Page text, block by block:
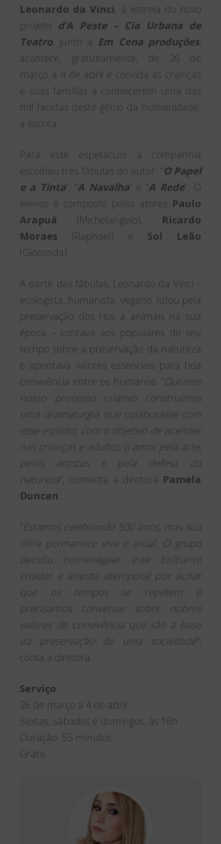
Leonardo da Vinci, a estreia do novo
projeto d’A Peste – Cia Urbana de
Teatro, junto a Em Cena produções,
acontece, gratuitamente, de 26 de
março a 4 de abril e convida as crianças
e suas famílias a conhecerem uma das
mil facetas deste gênio da humanidade:
a escrita.
Para este espetáculo a companhia
escolheu três fábulas do autor: “O Papel
e a Tinta“, “A Navalha” e “A Rede“. O
elenco é composto pelos atores Paulo
Arapuá (Michelangelo), Ricardo
Moraes (Raphael) e Sol Leão
(Gioconda).
A partir das fábulas, Leonardo da Vinci –
ecologista, humanista, vegano, lutou pela
preservação dos rios a animais na sua
época – contava aos populares do seu
tempo sobre a preservação da natureza
e apontava valores essenciais para boa
convivência entre os humanos. “Durante
nosso processo criativo construímos
uma dramaturgia que colaborasse com
esse espírito, com o objetivo de acender
nas crianças e adultos o amor pela arte,
pelos artistas e pela defesa da
natureza“, comenta a diretora Pamela
Duncan.
“Estamos celebrando 500 anos, mas sua
obra permanece viva e atual. O grupo
decidiu homenagear este brilhante
criador e ativista atemporal por achar
que os tempos se repetem e
precisamos conversar sobre nobres
valores de convivência que são a base
da preservação de uma sociedade“,
conta a diretora.
Serviço
26 de março a 4 de abril
Sextas, sábados e domingos, às 16h
Duração: 55 minutos
Grátis